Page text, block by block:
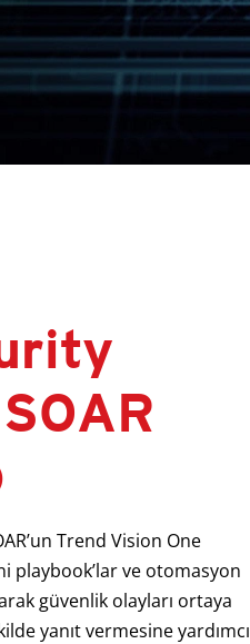
Trend Vision One
playbook’lar ve otomasyon
güvenlik olayları ortaya
yanıt vermesine yardımcı